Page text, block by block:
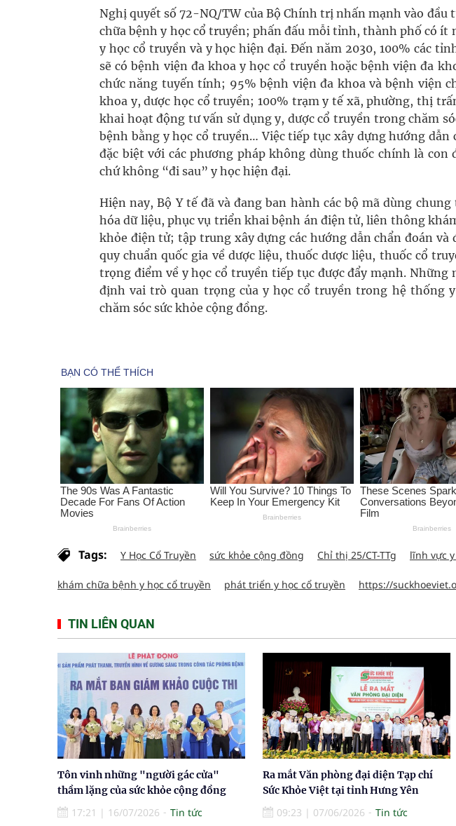
Nghị quyết số 72-NQ/TW của Bộ Chính trị nhấn mạnh vào đầu
chữa bệnh y học cổ truyền; phấn đấu mỗi tỉnh, thành phố có
y học cổ truyền và y học hiện đại. Đến năm 2030, 100% các
sẽ có bệnh viện đa khoa y học cổ truyền hoặc bệnh viện đa
chức năng tuyến tính; 95% bệnh viện đa khoa và bệnh viện
khoa y, dược học cổ truyền; 100% trạm y tế xã, phường, thị
khai hoạt động tư vấn sử dụng y, dược cổ truyền trong chăm
bệnh bằng y học cổ truyền… Việc tiếp tục xây dựng hướng
đặc biệt với các phương pháp không dùng thuốc chính là con
chứ không “đi sau” y học hiện đại.
Hiện nay, Bộ Y tế đã và đang ban hành các bộ mã dùng
hóa dữ liệu, phục vụ triển khai bệnh án điện tử, liên thông
khỏe điện tử; tập trung xây dựng các hướng dẫn chẩn đoán
quy chuẩn quốc gia về dược liệu, thuốc dược liệu, thuốc cổ
trọng điểm về y học cổ truyền tiếp tục được đẩy mạnh.
định vai trò quan trọng của y học cổ truyền trong hệ thống
chăm sóc sức khỏe cộng đồng.
Tags: Y Học Cổ Truyền sức khỏe cộng đồng Chỉ thị 25/CT-TTg lĩnh vực
khám chữa bệnh y học cổ truyền phát triển y học cổ truyền https://
TIN LIÊN QUAN
Tôn vinh những "người gác cửa"
thầm lặng của sức khỏe cộng đồng
17:21 | 16/07/2026 Tin tức
Ra mắt Văn phòng đại diện Tạp chí
Sức Khỏe Việt tại tỉnh Hưng Yên
09:23 | 07/06/2026 Tin tức